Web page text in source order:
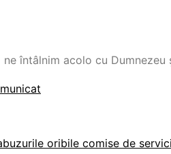
oribile comise de
întâlnim acolo cu Dumnezeu